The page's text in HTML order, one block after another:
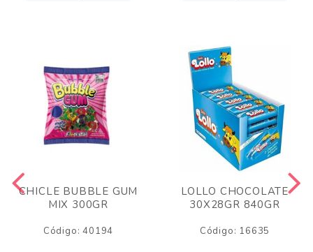
CHICLE BUBBLE GUM
MIX 300GR
Código: 40194
LOLLO CHOCOLATE
30X28GR 840GR
Código: 16635